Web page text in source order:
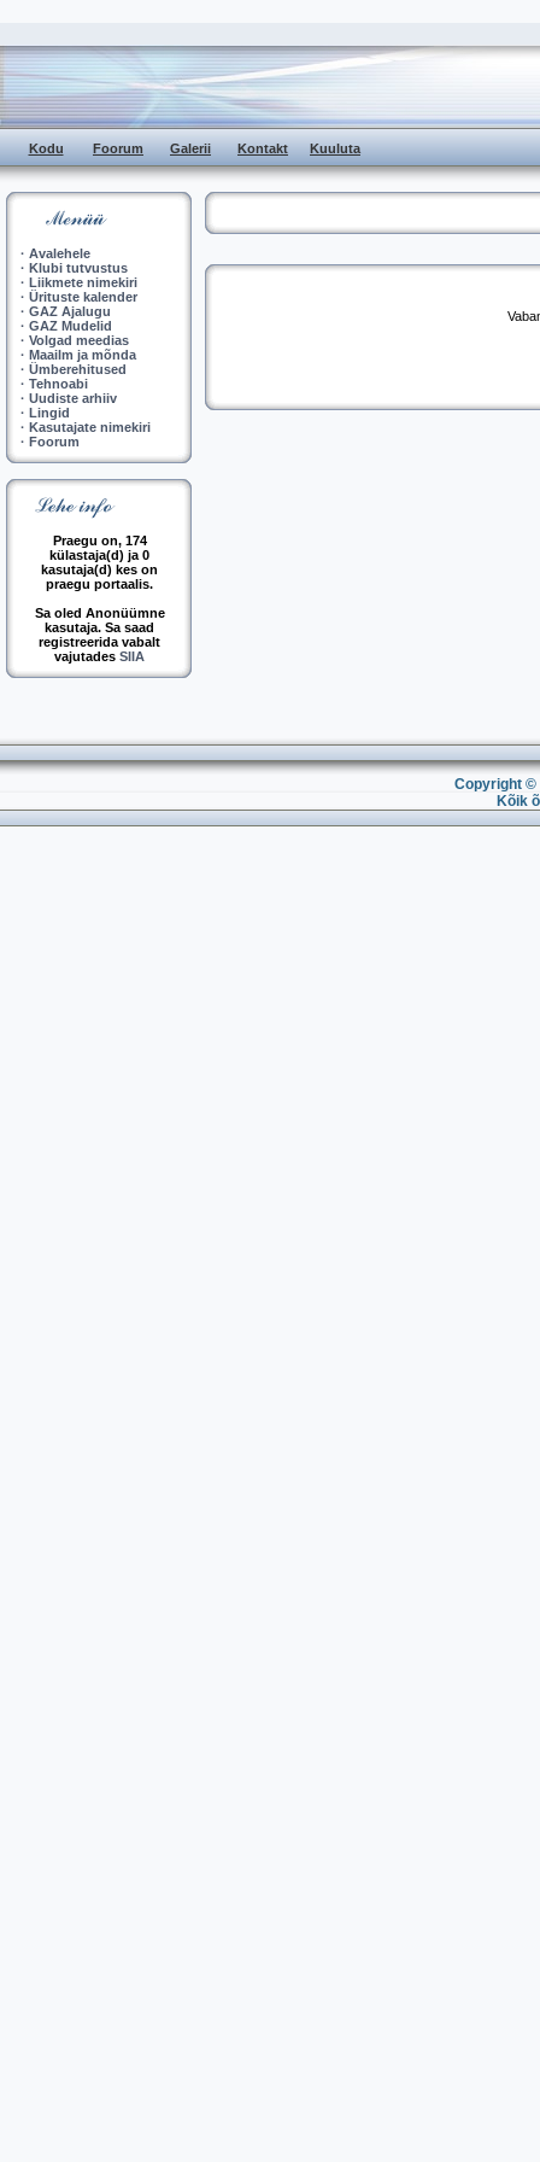
Kodu Foorum Galerii Kontakt Kuuluta
· Avalehele
· Klubi tutvustus
· Liikmete nimekiri
· Ürituste kalender
· GAZ Ajalugu
· GAZ Mudelid
· Volgad meedias
· Maailm ja mõnda
· Ümberehitused
· Tehnoabi
· Uudiste arhiiv
· Lingid
· Kasutajate nimekiri
· Foorum
Praegu on, 174
külastaja(d) ja 0
kasutaja(d) kes on
praegu portaalis.
Sa oled Anonüümne
kasutaja. Sa saad
registreerida vabalt
vajutades SIIA
Copyright ©
Kõik